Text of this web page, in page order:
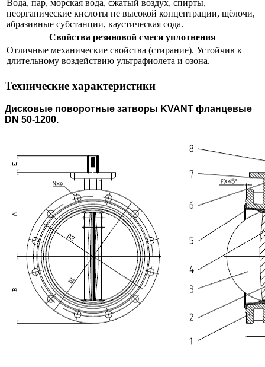
Вода, пар, морская вода, сжатый воздух, спирты,
неорганические кислоты не высокой концентрации, щёлочи,
абразивные субстанции, каустическая сода.
Свойства резиновой смеси уплотнения
Отличные механические свойства (стирание). Устойчив к
длительному воздействию ультрафиолета и озона.
Технические характеристики
Дисковые поворотные затворы KVANT фланцевые
DN 50-1200.